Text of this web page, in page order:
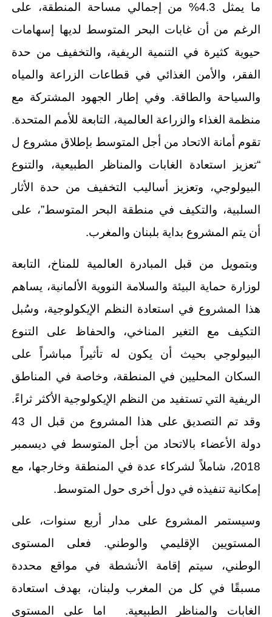
ما يمثل 4.3% من إجمالي مساحة المنطقة، على
الرغم من أن غابات البحر المتوسط لديها إسهامات
حيوية كثيرة في التنمية الريفية، والتخفيف من حدة
الفقر، والأمن الغذائي في قطاعات الزراعة والمياه
والسياحة والطاقة. وفي إطار الجهود المشتركة مع
منظمة الغذاء والزراعة العالمية، التابعة للأمم المتحدة.
تقوم أمانة الاتحاد من أجل المتوسط بإطلاق مشروع ل
“تعزيز استعادة الغابات والمناظر الطبيعية، والتنوع
البيولوجي، وتعزيز أساليب التخفيف من حدة الأثار
السلبية، والتكيف في منطقة البحر المتوسط”، على
أن يتم المشروع بداية بلبنان والمغرب.
وبتمويل من قبل المبادرة العالمية للمناخ، التابعة
لوزارة حماية البيئة والسلامة النووية الألمانية، يساهم
هذا المشروع في استعادة النظم الإيكولوجية، وسُبل
التكيف مع التغير المناخي، والحفاظ على التنوع
البيولوجي بحيث أن يكون له تأثيراً مباشراً على
السكان المحليين في المنطقة، وخاصة في المناطق
الريفية التي تستفيد من النظم الإيكولوجية الأكثر ثراءً.
وقد تم التصديق على هذا المشروع من قبل ال 43
دولة الأعضاء بالاتحاد من أجل المتوسط في ديسمبر
2018، شاملاً لشركاء عدة في المنطقة وخارجها، مع
إمكانية تنفيذه في دول أخرى حول المتوسط.
وسيستمر المشروع على مدار أربع سنوات، على
المستويين الإقليمي والوطني. فعلى المستوى
الوطني، سيتم إقامة الأنشطة في مواقع محددة
مسبقًا في كل من المغرب ولبنان، بهدف استعادة
الغابات والمناظر الطبيعية. اما على المستوى